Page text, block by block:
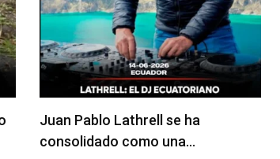
Juan Pablo Lathrell se ha
consolidado como una…